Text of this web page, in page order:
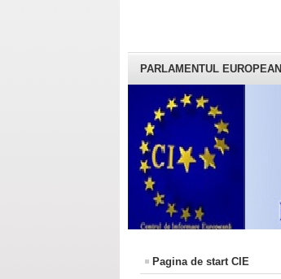
PARLAMENTUL EUROPEAN
Pagina de start CIE